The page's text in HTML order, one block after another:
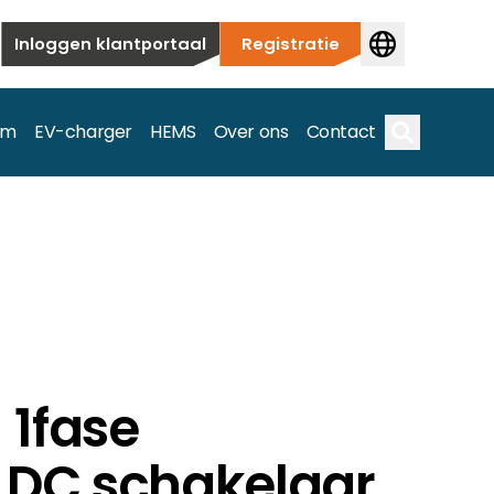
Inloggen klantportaal Registratie
EV-charger HEMS Over ons Contact
tot commerciële en utiliteitstoepassingen.